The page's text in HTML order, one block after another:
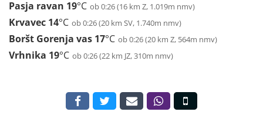
Pasja ravan 19°C ob 0:26 (16 km Z, 1.019m nmv)
Krvavec 14°C ob 0:26 (20 km SV, 1.740m nmv)
Boršt Gorenja vas 17°C ob 0:26 (20 km Z, 564m nmv)
Vrhnika 19°C ob 0:26 (22 km JZ, 310m nmv)